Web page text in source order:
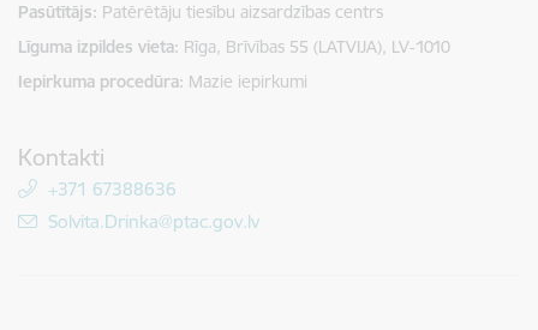
Pasūtītājs Patērētāju tiesību aizsardzības centrs
Līguma izpildes vieta Rīga, Brīvības 55 (LATVIJA), LV-1010
Iepirkuma procedūra Mazie iepirkumi
Kontakti
+371 67388636
E-pasts:
Solvita.Drinka@ptac.gov.lv